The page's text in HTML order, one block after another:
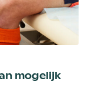
mogelijk